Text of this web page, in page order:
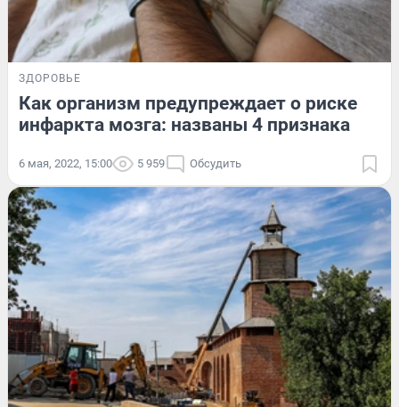
ЗДОРОВЬЕ
Как организм предупреждает о риске
инфаркта мозга: названы 4 признака
6 мая, 2022, 15:00 5 959 Обсудить